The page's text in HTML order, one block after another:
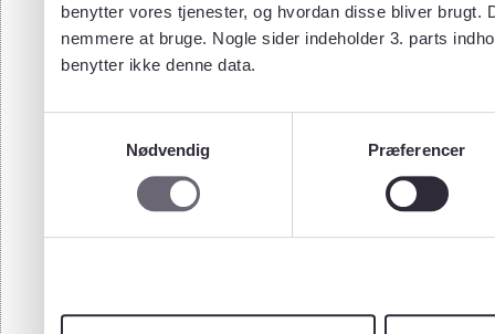
benytter vores tjenester, og hvordan disse bliver
nemmere at bruge. Nogle sider indeholder 3. parts
benytter ikke denne data.
Nødvendig
Præferencer